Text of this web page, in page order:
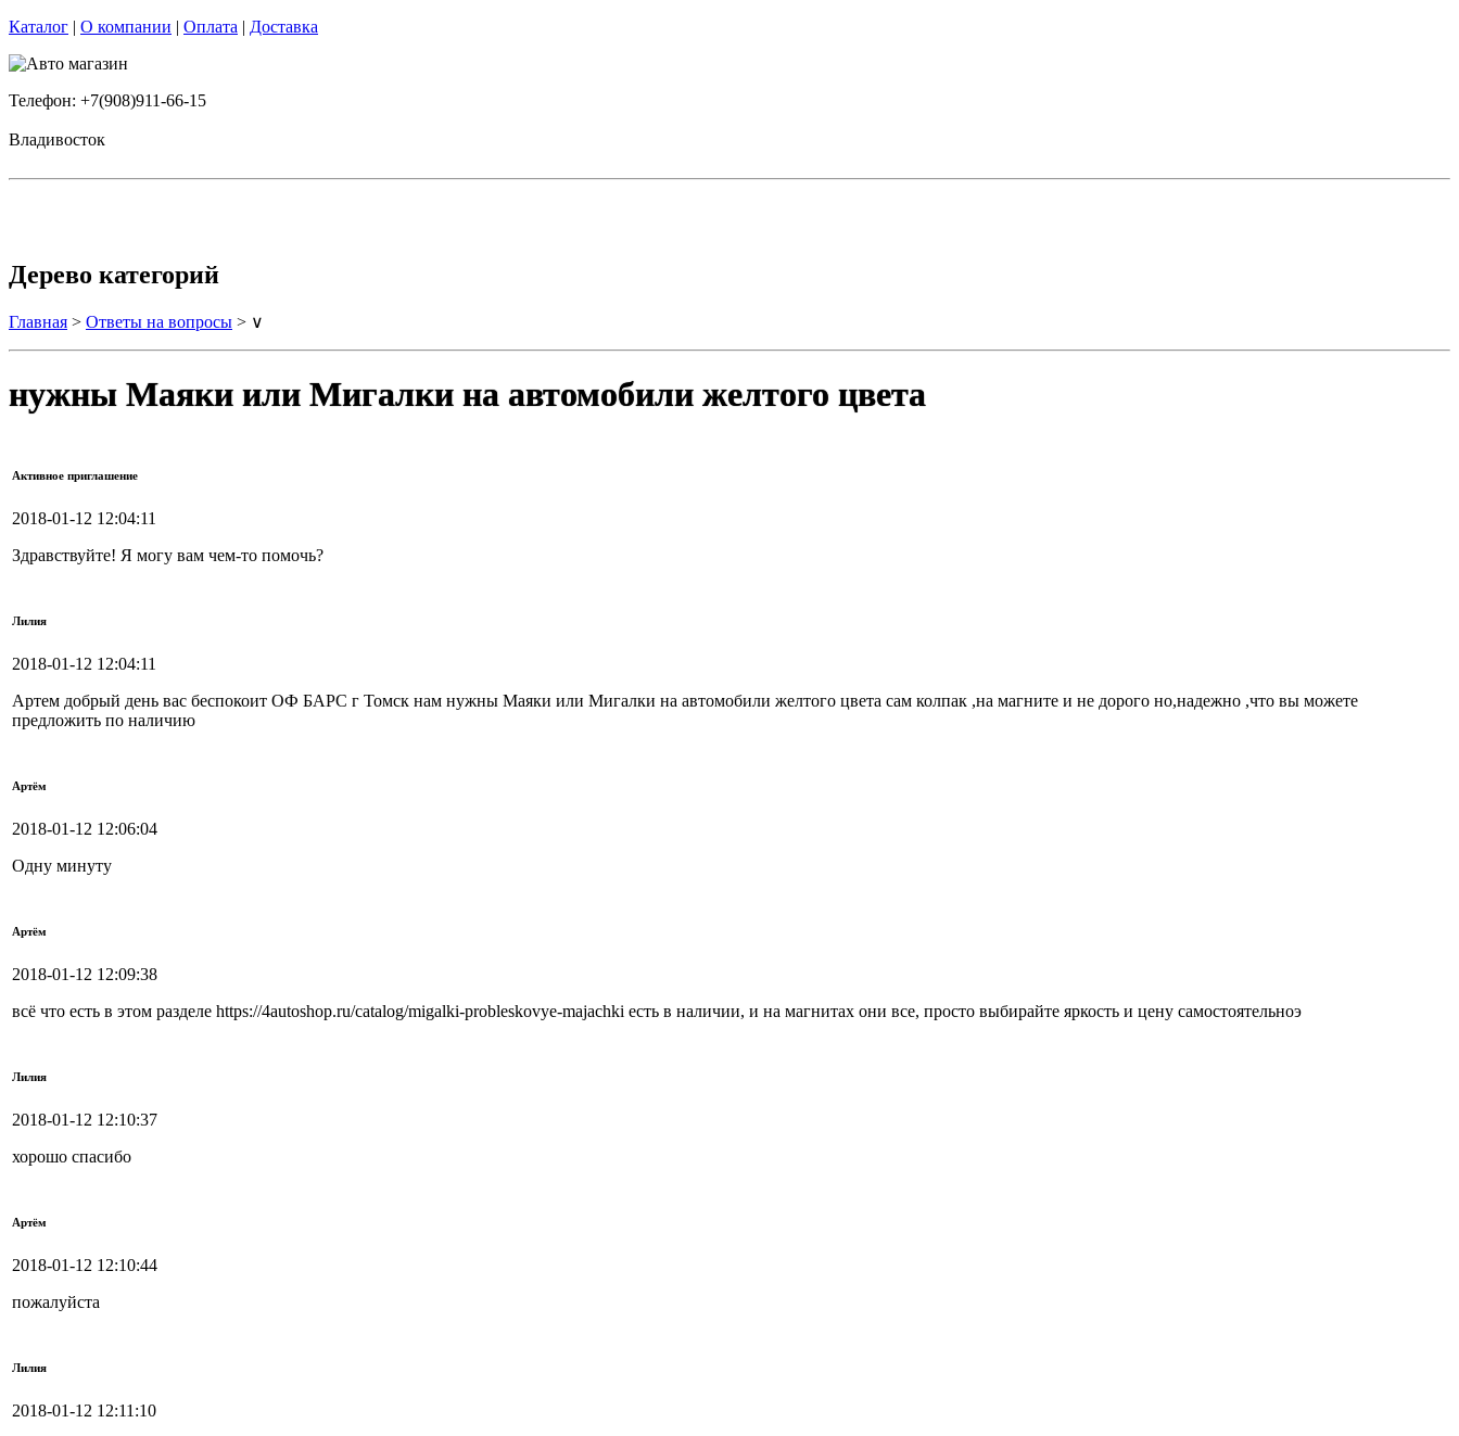
Каталог | О компании | Оплата | Доставка
Телефон: +7(908)911-66-15
Владивосток
Дерево категорий
Главная > Ответы на вопросы > ∨
нужны Маяки или Мигалки на автомобили желтого цвета
Активное приглашение
2018-01-12 12:04:11
Здравствуйте! Я могу вам чем-то помочь?
Лилия
2018-01-12 12:04:11
Артем добрый день вас беспокоит ОФ БАРС г Томск нам нужны Маяки или Мигалки на автомобили желтого цвета сам колпак ,на магните и не дорого но,надежно ,что вы можете
предложить по наличию
Артём
2018-01-12 12:06:04
Одну минуту
Артём
2018-01-12 12:09:38
всё что есть в этом разделе https://4autoshop.ru/catalog/migalki-probleskovye-majachki есть в наличии, и на магнитах они все, просто выбирайте яркость и цену самостоятельноэ
Лилия
2018-01-12 12:10:37
хорошо спасибо
Артём
2018-01-12 12:10:44
пожалуйста
Лилия
2018-01-12 12:11:10